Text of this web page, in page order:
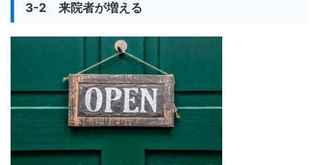
3-2 来院者が増える